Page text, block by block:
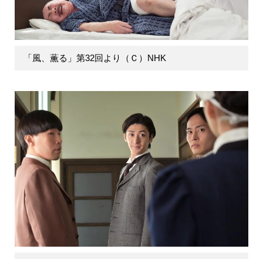
「風、薫る」第32回より（Ｃ）NHK